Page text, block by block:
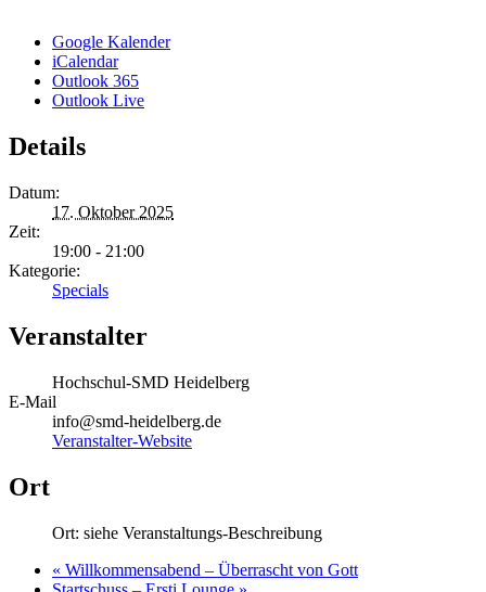
Google Kalender
iCalendar
Outlook 365
Outlook Live
Details
Datum:
17. Oktober 2025
Zeit:
19:00 - 21:00
Kategorie:
Specials
Veranstalter
Hochschul-SMD Heidelberg
E-Mail
info@smd-heidelberg.de
Veranstalter-Website
Ort
Ort: siehe Veranstaltungs-Beschreibung
« Willkommensabend – Überrascht von Gott